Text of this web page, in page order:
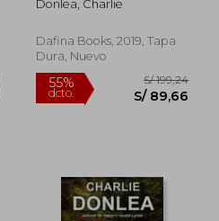
Donlea, Charlie
Dafina Books, 2019, Tapa
Dura, Nuevo